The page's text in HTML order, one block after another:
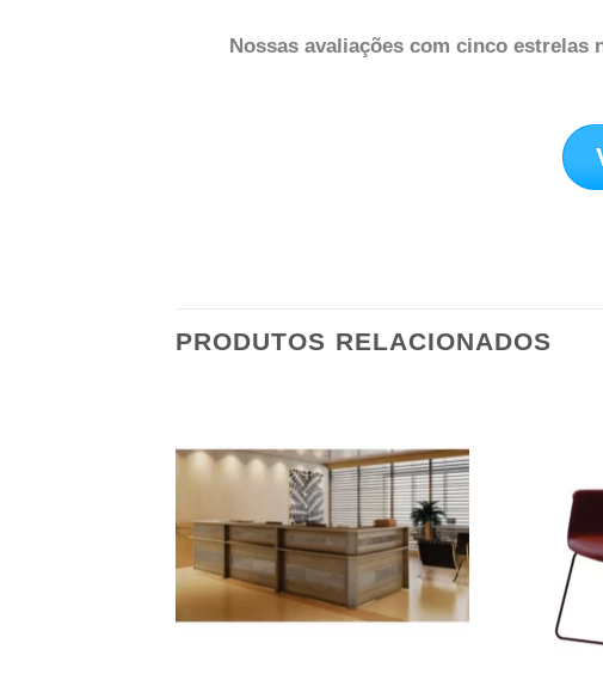
Nossas avaliações com cinco
PRODUTOS RELACIONADOS